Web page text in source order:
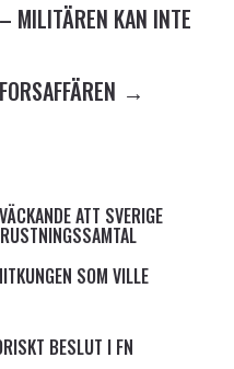
MILITÄREN KAN INTE
ATT SVERIGE
SOM VILLE
BESLUT I FN